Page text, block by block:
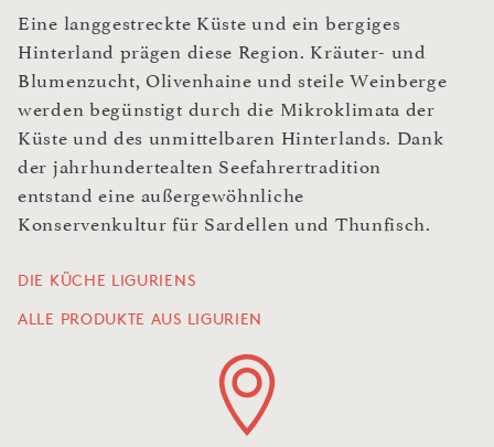
Eine langgestreckte Küste und ein bergiges
Hinterland prägen diese Region. Kräuter- und
Blumenzucht, Olivenhaine und steile Weinberge
werden begünstigt durch die Mikroklimata der
Küste und des unmittelbaren Hinterlands. Dank
der jahrhundertealten Seefahrertradition
entstand eine außergewöhnliche
Konservenkultur für Sardellen und Thunfisch.
DIE KÜCHE LIGURIENS
ALLE PRODUKTE AUS LIGURIEN